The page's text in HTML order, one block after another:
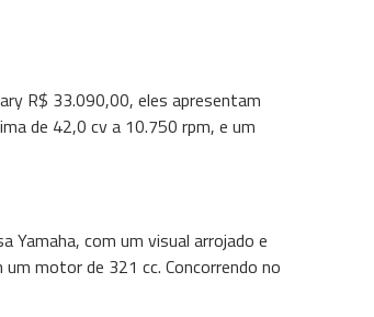
R$ 33.090,00, eles apresentam
de 42,0 cv a 10.750 rpm, e um
Yamaha, com um visual arrojado e
motor de 321 cc. Concorrendo no